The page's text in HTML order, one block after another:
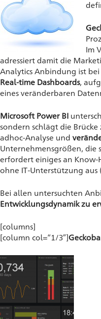
Im
adressiert damit die
Analytics Anbindung ist
Real-time Dashboards,
eines veränderbaren
Microsoft Power BI
sondern schlägt die
adhoc-Analyse und
Unternehmensgrößen, die
erfordert einiges an Know-
ohne IT-Unterstützung aus
Bei allen untersuchten
Entwicklungsdynamik zu
[columns]
[column col=“1/3″]